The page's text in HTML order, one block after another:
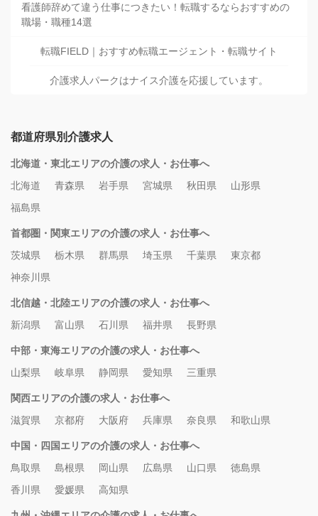
看護師辞めて違う仕事につきたい！転職するならおすすめの
職場・職種14選
転職FIELD｜おすすめ転職エージェント・転職サイト
介護求人パークはナイス介護を応援しています。
都道府県別介護求人
北海道・東北エリアの介護の求人・お仕事へ
北海道
青森県 岩手県 宮城県 秋田県
山形県
福島県
首都圏・関東エリアの介護の求人・お仕事へ
茨城県
栃木県 群馬県 埼玉県 千葉県
東京都
神奈川県
北信越・北陸エリアの介護の求人・お仕事へ
新潟県
富山県 石川県 福井県 長野県
中部・東海エリアの介護の求人・お仕事へ
山梨県
岐阜県 静岡県 愛知県 三重県
関西エリアの介護の求人・お仕事へ
滋賀県
京都府 大阪府 兵庫県 奈良県 和歌山県
中国・四国エリアの介護の求人・お仕事へ
鳥取県
島根県 岡山県 広島県 山口県
徳島県
香川県
愛媛県 高知県